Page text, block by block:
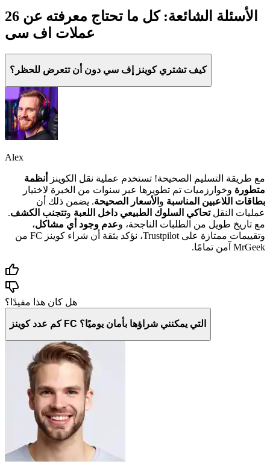
26 الأسئلة الشائعة: كل ما تحتاج معرفته عن
عملات اف سی
كيف تشتري كوينز إف سي دون أن تتعرض للحظر؟
Alex
مع طريقة التسليم الصحيحة! تستخدم عملية نقل الكوينز
أنظمة
متطورة وخوارزميات تم تطويرها عبر سنوات من الخبرة لاختيار
بطاقات اللاعبين المناسبة و الأسعار الصحيحة. يضمن ذلك أن
عمليات النقلتحاكي السلوك الطبيعي داخل اللعبة وتتجنب الكشف.
مع تاريخ طويل من الطلبات الناجحة، وعدم وجود أي مشاكل،
وتقييمات ممتازة على Trustpilot، نؤكد بثقة أن شراء كوينز FC من
MrGeek آمن تمامًا.
هل كان هذا مفيدًا؟
كم عدد كوينز FC التي يمكنني شراؤها بأمان يوميًا؟